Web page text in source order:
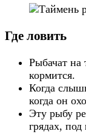
Где ловить
Рыбачат на
кормится.
Когда
когда он
Эту рыбу
грядах, под